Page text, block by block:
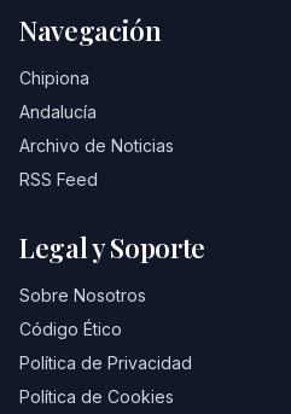
Navegación
Chipiona
Andalucía
Archivo de Noticias
RSS Feed
Legal y Soporte
Sobre Nosotros
Código Ético
Política de Privacidad
Política de Cookies